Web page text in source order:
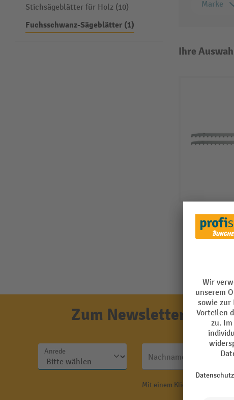
Stichsägeblätter für Holz (10)
Fuchsschwanz-Sägeblätter (1)
Marke
Ihre
Zum Newsletter
Anrede
Nachname
Mit einem Klick auf